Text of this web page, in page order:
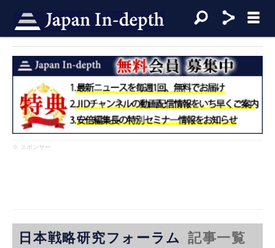
※ スポンサー
日本戦略研究フォーラム 記事一覧